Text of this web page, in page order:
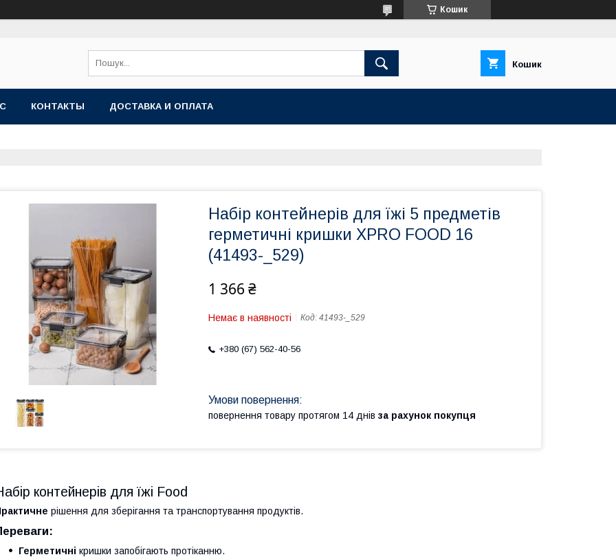
Кошик
Кошик
КОНТАКТЫ ДОСТАВКА И ОПЛАТА
Набір контейнерів для їжі 5 предметів
герметичні кришки XPRO FOOD 16
(41493-_529)
1 366 ₴
Немає в наявності Код: 41493-_529
+380 (67) 562-40-56
повернення товару протягом 14 днів за рахунок покупця
контейнерів для їжі Food
рішення для зберігання та транспортування продуктів.
Герметичні кришки запобігають протіканню.